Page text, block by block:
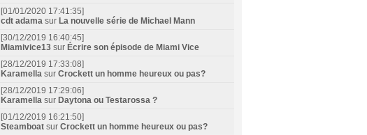
[01/01/2020 17:41:35]
cdt adama sur La nouvelle série de Michael Mann
[30/12/2019 16:40:45]
Miamivice13 sur Écrire son épisode de Miami Vice
[28/12/2019 17:33:08]
Karamella sur Crockett un homme heureux ou pas?
[28/12/2019 17:29:06]
Karamella sur Daytona ou Testarossa ?
[01/12/2019 16:21:50]
Steamboat sur Crockett un homme heureux ou pas?